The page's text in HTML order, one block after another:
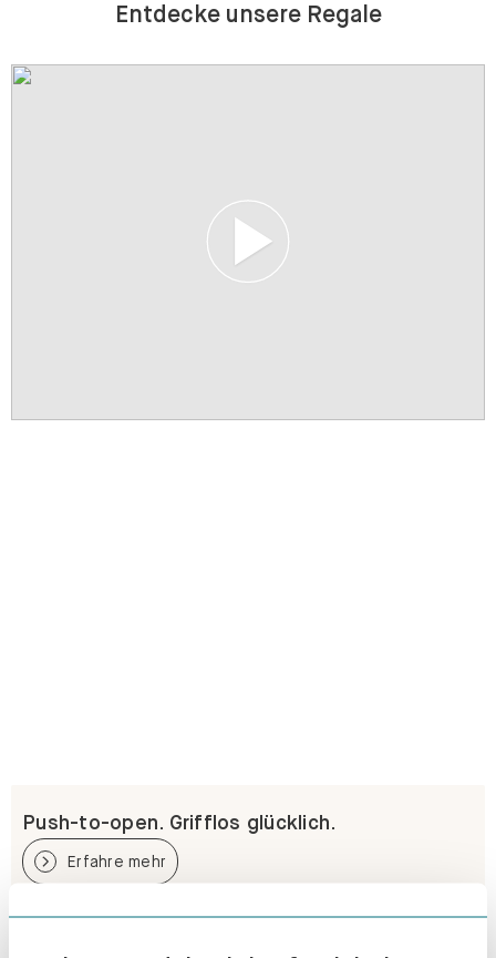
Entdecke unsere Regale
Push-to-open. Grifflos glücklich.
Erfahre mehr